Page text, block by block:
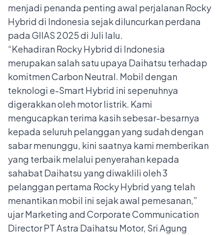
menjadi penanda penting awal perjalanan Rocky
Hybrid di Indonesia sejak diluncurkan perdana
pada GIIAS 2025 di Juli lalu.
“Kehadiran Rocky Hybrid di Indonesia
merupakan salah satu upaya Daihatsu terhadap
komitmen Carbon Neutral. Mobil dengan
teknologi e-Smart Hybrid ini sepenuhnya
digerakkan oleh motor listrik. Kami
mengucapkan terima kasih sebesar-besarnya
kepada seluruh pelanggan yang sudah dengan
sabar menunggu, kini saatnya kami memberikan
yang terbaik melalui penyerahan kepada
sahabat Daihatsu yang diwaklili oleh 3
pelanggan pertama Rocky Hybrid yang telah
menantikan mobil ini sejak awal pemesanan,”
ujar Marketing and Corporate Communication
Director PT Astra Daihatsu Motor, Sri Agung